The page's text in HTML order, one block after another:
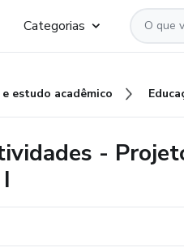
Categorias
estudo acadêmico
-